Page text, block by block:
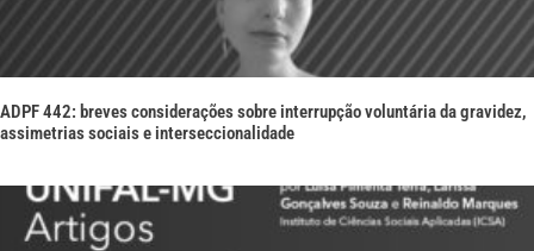
ADPF 442: breves considerações sobre interrupção voluntária da gravidez,
assimetrias sociais e interseccionalidade